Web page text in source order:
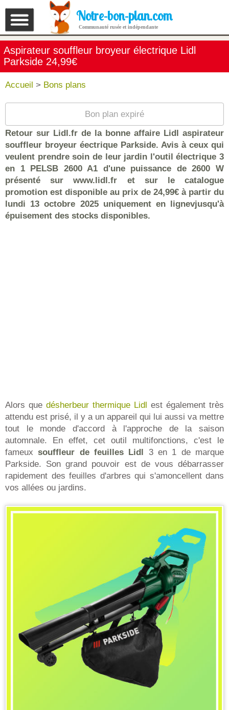
Notre-bon-plan.com
Communauté rusée et indépendante
Aspirateur souffleur broyeur électrique Lidl
Parkside 24,99€
Accueil > Bons plans
Bon plan expiré
Retour sur Lidl.fr de la bonne affaire Lidl aspirateur
souffleur broyeur éectrique Parkside. Avis à ceux qui
veulent prendre soin de leur jardin l'outil électrique 3
en 1 PELSB 2600 A1 d'une puissance de 2600 W
présenté sur www.lidl.fr et sur le catalogue
promotion est disponible au prix de 24,99€ à partir du
lundi 13 octobre 2025 uniquement en lignevjusqu'à
épuisement des stocks disponibles.
Alors que désherbeur thermique Lidl est également très
attendu est prisé, il y a un appareil qui lui aussi va mettre
tout le monde d'accord à l'approche de la saison
automnale. En effet, cet outil multifonctions, c'est le
fameuxsouffleur de feuilles Lidl 3 en 1 de marque
Parkside. Son grand pouvoir est de vous débarrasser
rapidement des feuilles d'arbres qui s'amoncellent dans
vos allées ou jardins.